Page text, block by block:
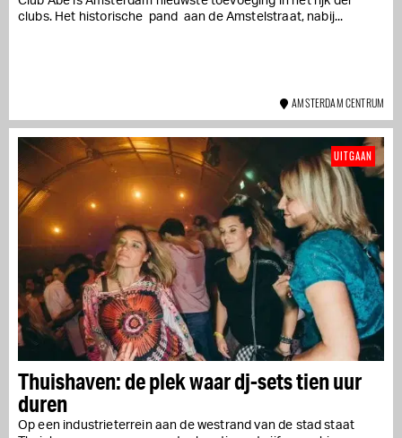
clubs. Het historische pand aan de Amstelstraat, nabij...
AMSTERDAM CENTRUM
Thuishaven: de plek waar dj-sets tien uur
duren
Op een industrieterrein aan de westrand van de stad staat
UITGAAN